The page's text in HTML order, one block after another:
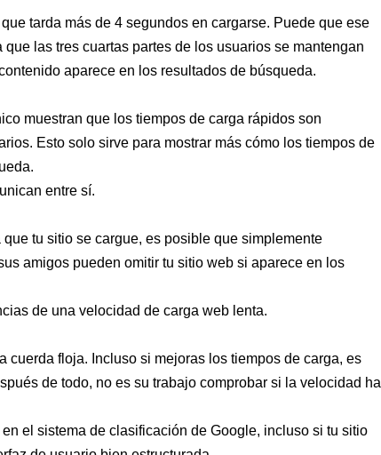
tarda más de 4 segundos en cargarse. Puede que ese
las tres cuartas partes de los usuarios se mantengan
aparece en los resultados de búsqueda.
muestran que los tiempos de carga rápidos son
Esto solo sirve para mostrar más cómo los tiempos de
entre sí.
tu sitio se cargue, es posible que simplemente
amigos pueden omitir tu sitio web si aparece en los
de una velocidad de carga web lenta.
cuerda floja. Incluso si mejoras los tiempos de carga, es
de todo, no es su trabajo comprobar si la velocidad ha
el sistema de clasificación de Google, incluso si tu sitio